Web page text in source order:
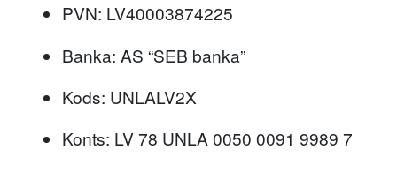
PVN: LV40003874225
Banka: AS “SEB banka”
Kods: UNLALV2X
Konts: LV 78 UNLA 0050 0091 9989 7